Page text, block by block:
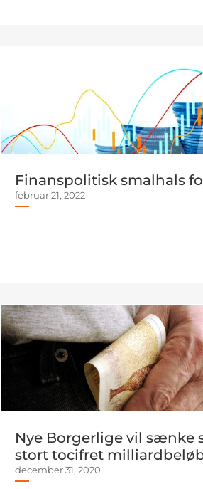
Finanspolitisk smalhals
februar 21, 2022
Nye Borgerlige vil sænke
stort tocifret
december 31, 2020